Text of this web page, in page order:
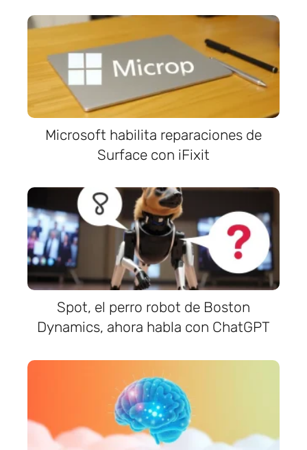
Microsoft habilita reparaciones de
Surface con iFixit
Spot, el perro robot de Boston
Dynamics, ahora habla con ChatGPT